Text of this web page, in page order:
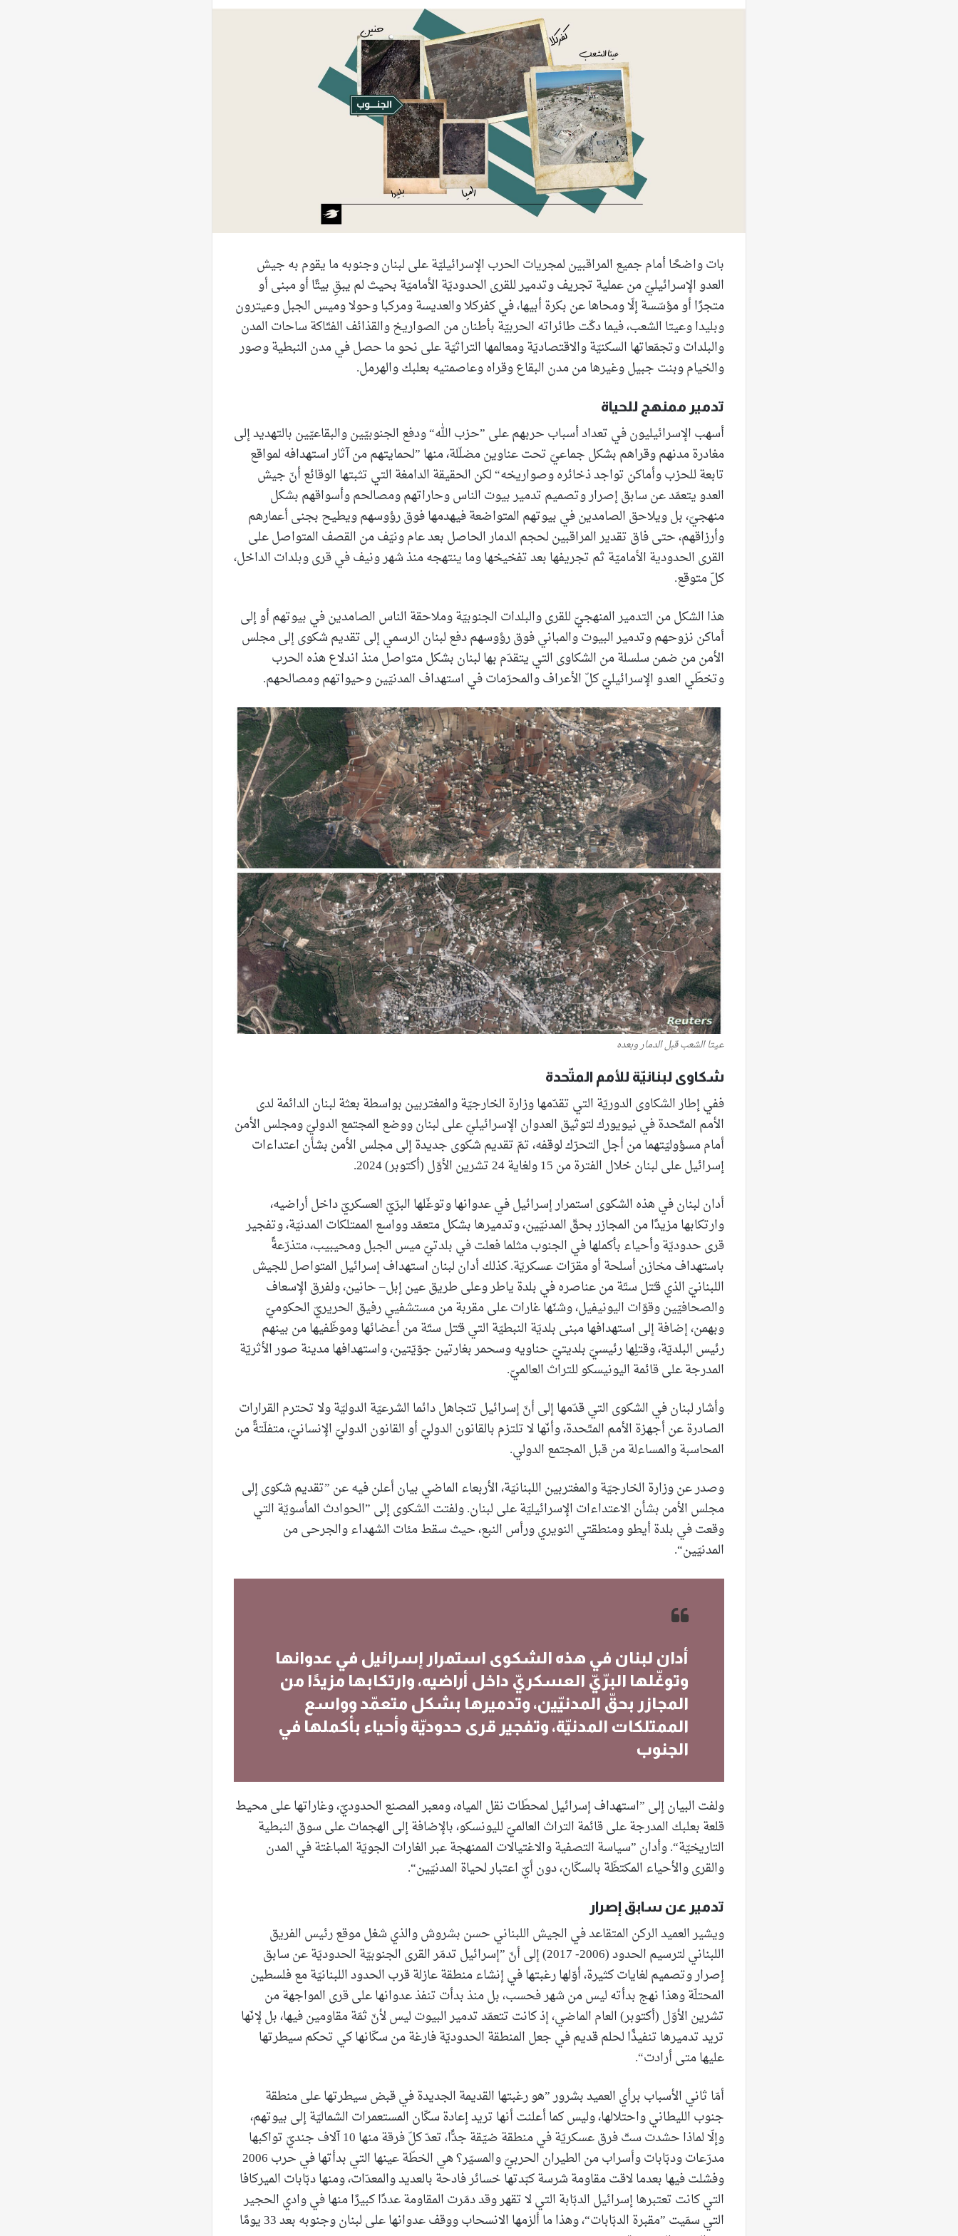
بات واضحًا أمام جميع المراقبين لمجريات الحرب الإسرائيليّة على لبنان وجنوبه ما يقوم به جيش
العدو الإسرائيليّ من عملية تجريف وتدمير للقرى الحدوديّة الأماميّة بحيث لم يبقِ بيتًا أو مبنى أو
متجرًا أو مؤسّسة إلّا ومحاها عن بكرة أبيها، في كفركلا والعديسة ومركبا وحولا وميس الجبل وعيترون
وبليدا وعيتا الشعب، فيما دكّت طائراته الحربيّة بأطنان من الصواريخ والقذائف الفتّاكة ساحات المدن
والبلدات وتجمّعاتها السكنيّة والاقتصاديّة ومعالمها التراثيّة على نحو ما حصل في مدن النبطية وصور
والخيام وبنت جبيل وغيرها من مدن البقاع وقراه وعاصمتيه بعلبك والهرمل.
تدمير ممنهج للحياة
أسهب الإسرائيليون في تعداد أسباب حربهم على ”حزب الله“ ودفع الجنوبيّين والبقاعيّين بالتهديد إلى
مغادرة مدنهم وقراهم بشكل جماعيّ تحت عناوين مضلّلة، منها ”لحمايتهم من آثار استهدافه لمواقع
تابعة للحزب وأماكن تواجد ذخائره وصواريخه“ لكن الحقيقة الدامغة التي تثبتها الوقائع أنّ جيش
العدو يتعمّد عن سابق إصرار وتصميم تدمير بيوت الناس وحاراتهم ومصالحم وأسواقهم بشكل
منهجيّ، بل ويلاحق الصامدين في بيوتهم المتواضعة فيهدمها فوق رؤوسهم ويطيح بجنى أعمارهم
وأرزاقهم، حتى فاق تقدير المراقبين لحجم الدمار الحاصل بعد عام ونيّف من القصف المتواصل على
القرى الحدودية الأماميّة ثم تجريفها بعد تفخيخها وما ينتهجه منذ شهر ونيف في قرى وبلدات الداخل،
كلّ متوقع.
هذا الشكل من التدمير المنهجيّ للقرى والبلدات الجنوبيّة وملاحقة الناس الصامدين في بيوتهم أو إلى
أماكن نزوحهم وتدمير البيوت والمباني فوق رؤوسهم دفع لبنان الرسمي إلى تقديم شكوى إلى مجلس
الأمن من ضمن سلسلة من الشكاوى التي يتقدّم بها لبنان بشكل متواصل منذ اندلاع هذه الحرب
وتخطّي العدو الإسرائيليّ كلّ الأعراف والمحرّمات في استهداف المدنيّين وحيواتهم ومصالحهم.
عيتا الشعب قبل الدمار وبعده
شكاوى لبنانيّة للأمم المتّحدة
ففي إطار الشكاوى الدوريّة التي تقدّمها وزارة الخارجيّة والمغتربين بواسطة بعثة لبنان الدائمة لدى
الأمم المتّحدة في نيويورك لتوثيق العدوان الإسرائيليّ على لبنان ووضع المجتمع الدوليّ ومجلس الأمن
أمام مسؤوليّتهما من أجل التحرّك لوقفه، تمّ تقديم شكوى جديدة إلى مجلس الأمن بشأن اعتداءات
إسرائيل على لبنان خلال الفترة من 15 ولغاية 24 تشرين الأوّل (أكتوبر) 2024.
أدان لبنان في هذه الشكوى استمرار إسرائيل في عدوانها وتوغّلها البرّيّ العسكريّ داخل أراضيه،
وارتكابها مزيدًا من المجازر بحقّ المدنيّين، وتدميرها بشكل متعمّد وواسع الممتلكات المدنيّة، وتفجير
قرى حدوديّة وأحياء بأكملها في الجنوب مثلما فعلت في بلدتيّ ميس الجبل ومحيبيب، متذرّعةً
باستهداف مخازن أسلحة أو مقرّات عسكريّة. كذلك أدان لبنان استهداف إسرائيل المتواصل للجيش
اللبنانيّ الذي قـُتل ستّة من عناصره في بلدة ياطر وعلى طريق عين إبل– حانين، ولفرق الإسعاف
والصحافيّين وقوّات اليونيفيل، وشنّها غارات على مقربة من مستشفيي رفيق الحريريّ الحكوميّ
وبهمن، إضافة إلى استهدافها مبنى بلديّة النبطيّة التي قـُتل ستّة من أعضائها وموظّفيها من بينهم
رئيس البلديّة، وقتلِها رئيسيّ بلديتيّ حناويه وسحمر بغارتين جوّيّتين، واستهدافها مدينة صور الأثريّة
المدرجة على قائمة اليونيسكو للتراث العالميّ.
وأشار لبنان في الشكوى التي قدّمها إلى أنّ إسرائيل تتجاهل دائما الشرعيّة الدوليّة ولا تحترم القرارات
الصادرة عن أجهزة الأمم المتّحدة، وأنّها لا تلتزم بالقانون الدوليّ أو القانون الدوليّ الإنسانيّ، متفلّتةً من
المحاسبة والمساءلة من قبل المجتمع الدولي.
وصدر عن وزارة الخارجيّة والمغتربين اللبنانيّة، الأربعاء الماضي بيان أعلن فيه عن ”تقديم شكوى إلى
مجلس الأمن بشأن الاعتداءات الإسرائيليّة على لبنان. ولفتت الشكوى إلى ”الحوادث المأسويّة التي
وقعت في بلدة أيطو ومنطقتي النويري ورأس النبع، حيث سقط مئات الشهداء والجرحى من
المدنيّين“.
أدان لبنان في هذه الشكوى استمرار إسرائيل في عدوانها
وتوغّلها البرّيّ العسكريّ داخل أراضيه، وارتكابها مزيدًا من
المجازر بحقّ المدنيّين، وتدميرها بشكل متعمّد وواسع
الممتلكات المدنيّة، وتفجير قرى حدوديّة وأحياء بأكملها في
الجنوب
ولفت البيان إلى ”استهداف إسرائيل لمحطّات نقل المياه، ومعبر المصنع الحدوديّ، وغاراتها على محيط
قلعة بعلبك المدرجة على قائمة التراث العالميّ لليونسكو، بالإضافة إلى الهجمات على سوق النبطية
التاريخيّة“. وأدان ”سياسة التصفية والاغتيالات الممنهجة عبر الغارات الجويّة المباغتة في المدن
والقرى والأحياء المكتظّة بالسكّان، دون أيّ اعتبار لحياة المدنيّين“.
تدمير عن سابق إصرار
ويشير العميد الركن المتقاعد في الجيش اللبناني حسن بشروش والذي شغل موقع رئيس الفريق
اللبناني لترسيم الحدود (2006- 2017) إلى أنّ ”إسرائيل تدمّر القرى الجنوبيّة الحدوديّة عن سابق
إصرار وتصميم لغايات كثيرة، أوّلها رغبتها في إنشاء منطقة عازلة قرب الحدود اللبنانيّة مع فلسطين
المحتلّة وهذا نهج بدأته ليس من شهر فحسب، بل منذ بدأت تنفذ عدوانها على قرى المواجهة من
تشرين الأوّل (أكتوبر) العام الماضي، إذ كانت تتعمّد تدمير البيوت ليس لأنّ ثمّة مقاومين فيها، بل لإنّها
تريد تدميرها تنفيذًا لحلم قديم في جعل المنطقة الحدوديّة فارغة من سكّانها كي تحكم سيطرتها
عليها متى أرادت“.
أمّا ثاني الأسباب برأي العميد بشرور ”هو رغبتها القديمة الجديدة في قبض سيطرتها على منطقة
جنوب الليطاني واحتلالها، وليس كما أعلنت أنها تريد إعادة سكّان المستعمرات الشماليّة إلى بيوتهم،
وإلّا لماذا حشدت ستّ فرق عسكريّة في منطقة ضيّقة جدًّا، تعدّ كلّ فرقة منها 10 آلاف جنديّ تواكبها
مدرّعات ودبّابات وأسراب من الطيران الحربيّ والمسيّر؟ هي الخطّة عينها التي بدأتها في حرب 2006
وفشلت فيها بعدما لاقت مقاومة شرسة كبّدتها خسائر فادحة بالعديد والمعدّات، ومنها دبّابات الميركافا
التي كانت تعتبرها إسرائيل الدبّابة التي لا تقهر وقد دمّرت المقاومة عددًا كبيرًا منها في وادي الحجير
التي سمّيت ”مقبرة الدبّابات“، وهذا ما ألزمها الانسحاب ووقف عدوانها على لبنان وجنوبه بعد 33 يومًا